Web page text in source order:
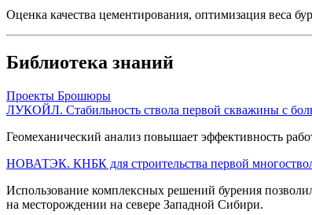
Оценка качества цементирования, оптимизация веса
Библиотека знаний
Проекты Брошюры
ЛУКОЙЛ. Стабильность ствола первой скважины с
Геомеханический анализ повышает эффективность
НОВАТЭК. КНБК для строительства первой
Использование комплексных решений бурения
на месторождении на севере Западной Сибири.